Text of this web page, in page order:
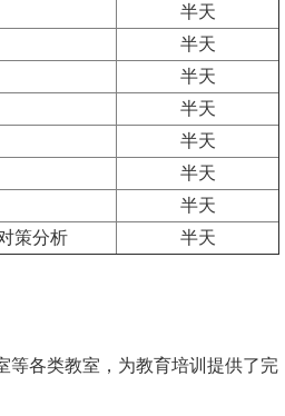
半天
半天
半天
半天
半天
半天
半天
策分析
半天
等各类教室，为教育培训提供了完